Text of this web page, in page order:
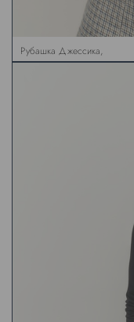
Рубашка Джессика,
клетка